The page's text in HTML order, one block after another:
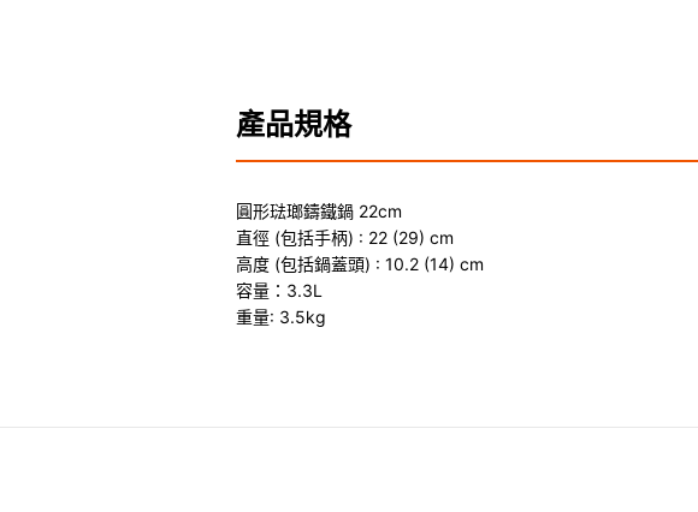
產品規格
圓形琺瑯鑄鐵鍋 22cm
直徑 (包括手柄) : 22 (29) cm
高度 (包括鍋蓋頭) : 10.2 (14) cm
容量：3.3L
重量: 3.5kg